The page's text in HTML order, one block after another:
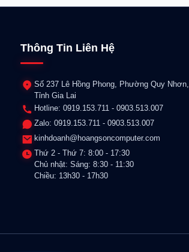
Thông Tin Liên Hệ
Số 237 Lê Hồng Phong, Phường Quy Nhơn,
Tỉnh Gia Lai
Hotline: 0919.153.711 - 0903.513.007
Zalo: 0919.153.711 - 0903.513.007
kinhdoanh@hoangsoncomputer.com
Thứ 2 - Thứ 7: 8:00 - 17:30
Chủ nhật: Sáng: 8:30 - 11:30
Chiều: 13h30 - 17h30